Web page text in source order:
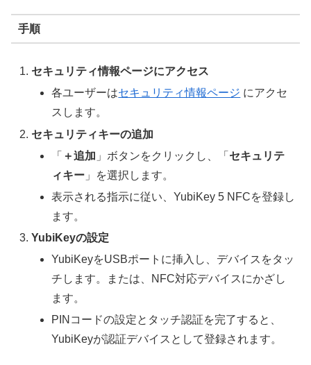
手順
セキュリティ情報ページにアクセス
各ユーザーはセキュリティ情報ページ にアクセ
スします。
セキュリティキーの追加
「 ＋追加 」ボタンをクリックし、「 セキュリテ
ィキー 」を選択します。
表示される指示に従い、YubiKey 5 NFCを登録し
ます。
YubiKeyの設定
YubiKeyをUSBポートに挿入し、デバイスをタッ
チします。または、NFC対応デバイスにかざし
ます。
PINコードの設定とタッチ認証を完了すると、
YubiKeyが認証デバイスとして登録されます。